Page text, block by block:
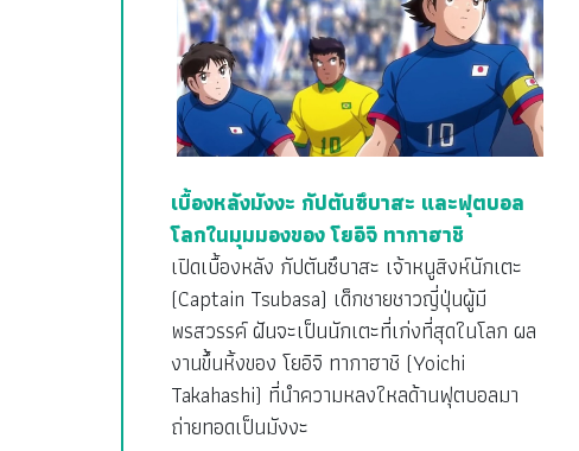
เบื้องหลังมังงะ กัปตันซึบาสะ และฟุตบอล
โลกในมุมมองของ โยอิจิ ทากาฮาชิ
เปิดเบื้องหลัง กัปตันซึบาสะ เจ้าหนูสิงห์นักเตะ
(Captain Tsubasa) เด็กชายชาวญี่ปุ่นผู้มี
พรสวรรค์ ฝันจะเป็นนักเตะที่เก่งที่สุดในโลก ผล
งานขึ้นหิ้งของ โยอิจิ ทากาฮาชิ (Yoichi
Takahashi) ที่นำความหลงใหลด้านฟุตบอลมา
ถ่ายทอดเป็นมังงะ